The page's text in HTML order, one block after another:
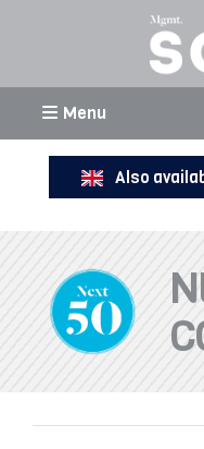
Menu
Also